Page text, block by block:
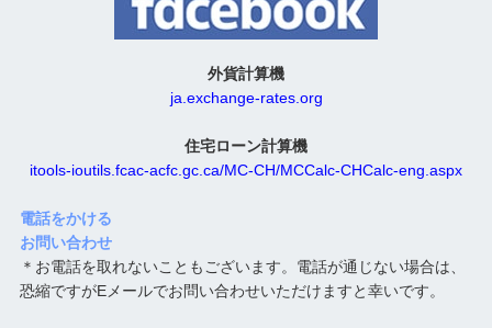
外貨計算機
ja.exchange-rates.org
住宅ローン計算機
itools-ioutils.fcac-acfc.gc.ca/MC-CH/MCCalc-CHCalc-eng.aspx
電話をかける
お問い合わせ
＊お電話を取れないこともございます。電話が通じない場合は、
恐縮ですがEメールでお問い合わせいただけますと幸いです。